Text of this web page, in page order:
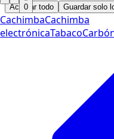
Aceptar todo Guardar solo
0
CachimbaCachimba
electrónicaTabaco